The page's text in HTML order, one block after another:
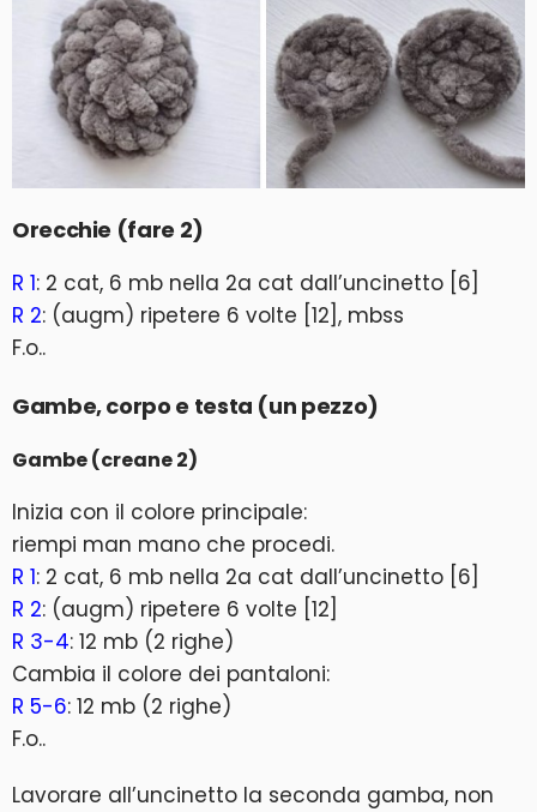
Orecchie (fare 2)
R 1: 2 cat, 6 mb nella 2a cat dall’uncinetto [6]
R 2: (augm) ripetere 6 volte [12], mbss
F.o..
Gambe, corpo e testa (un pezzo)
Gambe (creane 2)
Inizia con il colore principale:
riempi man mano che procedi.
R 1: 2 cat, 6 mb nella 2a cat dall’uncinetto [6]
R 2: (augm) ripetere 6 volte [12]
R 3-4: 12 mb (2 righe)
Cambia il colore dei pantaloni:
R 5-6: 12 mb (2 righe)
F.o..
Lavorare all’uncinetto la seconda gamba, non